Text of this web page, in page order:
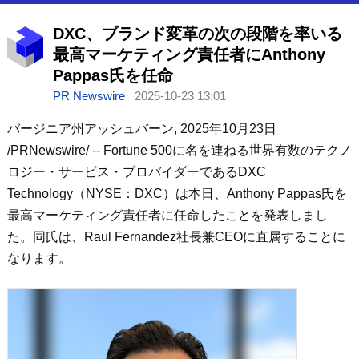
DXC、ブランド変革の次の段階を率いる
最高マーケティング責任者にAnthony
Pappas氏を任命
PR Newswire 2025-10-23 13:01
バージニア州アッシュバーン, 2025年10月23日
/PRNewswire/ -- Fortune 500に名を連ねる世界有数のテクノ
ロジー・サービス・プロバイダーであるDXC
Technology（NYSE：DXC）は本日、Anthony Pappas氏を
最高マーケティング責任者に任命したことを発表しまし
た。同氏は、Raul Fernandez社長兼CEOに直属することに
なります。